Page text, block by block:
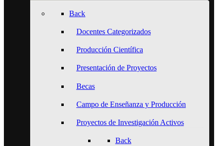
Back
Docentes Categorizados
Producción Científica
Presentación de Proyectos
Becas
Campo de Enseñanza y Producción
Proyectos de Investigación Activos
Back